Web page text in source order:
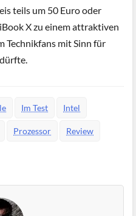
teils um 50 Euro oder
X zu einem attraktiven
Technikfans mit Sinn für
Im Test Intel
Prozessor Review